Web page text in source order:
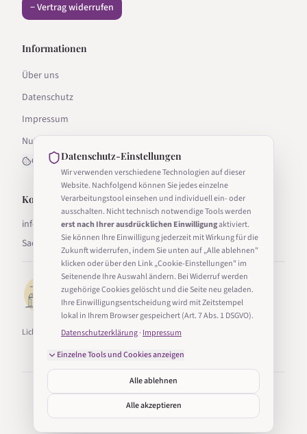
− Vertrag widerrufen
Informationen
Über uns
Datenschutz
Impressum
Nutzungsbedingungen
Cookie-Einstellungen
Kontakt
info@lichter-in-sachsen.de
Sachsen, Deutschland
Lichter in Sachsen ist Teil von Taucha24.
©2026Lichter in Sachsen. Alle Rechte vorbehalten.
Erstellt mit
in Sachsen
Datenschutz-Einstellungen
Wir verwenden verschiedene Technologien auf dieser
Website. Nachfolgend können Sie jedes einzelne
Verarbeitungstool einsehen und individuell ein- oder
ausschalten. Nicht technisch notwendige Tools werden
erst nach Ihrer ausdrücklichen Einwilligungaktiviert.
Sie können Ihre Einwilligung jederzeit mit Wirkung für die
Zukunft widerrufen, indem Sie unten auf „Alle ablehnen"
klicken oder über den Link „Cookie-Einstellungen" im
Seitenende Ihre Auswahl ändern. Bei Widerruf werden
zugehörige Cookies gelöscht und die Seite neu geladen.
Ihre Einwilligungsentscheidung wird mit Zeitstempel
lokal in Ihrem Browser gespeichert (Art. 7 Abs. 1 DSGVO).
Datenschutzerklärung· Impressum
Einzelne Tools und Cookies anzeigen
Alle ablehnen
Alle akzeptieren